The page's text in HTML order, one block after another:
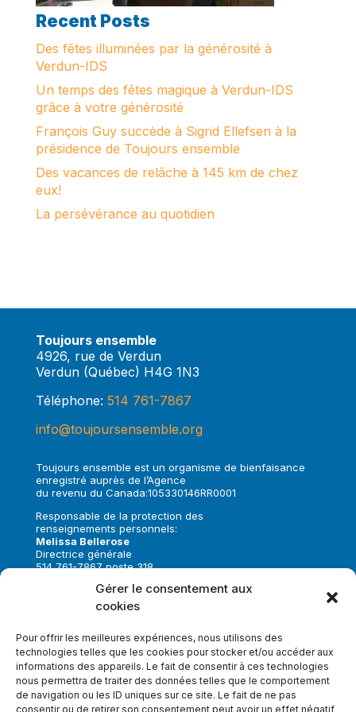
Gérer le consentement aux
cookies
Pour offrir les meilleures expériences, nous utilisons des
technologies telles que les cookies pour stocker et/ou accéder aux
informations des appareils. Le fait de consentir à ces technologies
nous permettra de traiter des données telles que le comportement
de navigation ou les ID uniques sur ce site. Le fait de ne pas
consentir ou de retirer son consentement peut avoir un effet négatif
Recent Posts
Des fêtes illuminées par la générosité à
Verdun-IDS
Un temps des fêtes magique à Verdun-IDS
grâce à votre générosité
François Guy succède à Sigrid Ellefsen à la
présidence de Toujours ensemble
Des vacances de relâche à 145 km de chez
eux!
La persévérance au quotidien
Toujours ensemble
4926, rue de Verdun
Verdun (Québec) H4G 1N3
Téléphone: 514 761-7867
info@toujoursensemble.org
Toujours ensemble est un organisme de bienfaisance
enregistré auprès de l’Agence
du revenu du Canada:105330146RR0001
Responsable de la protection des
renseignements personnels:
Melissa Bellerose
Directrice générale
514 761-7867 poste 318